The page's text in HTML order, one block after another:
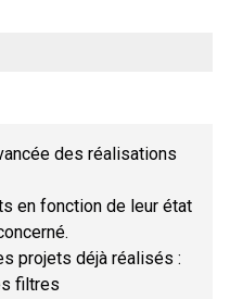
des réalisations
en fonction de leur état
projets déjà réalisés :
filtres